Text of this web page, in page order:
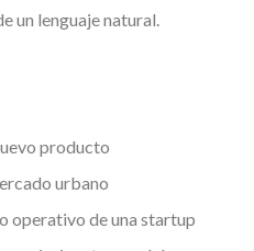
un lenguaje natural.
producto
urbano
operativo de una startup